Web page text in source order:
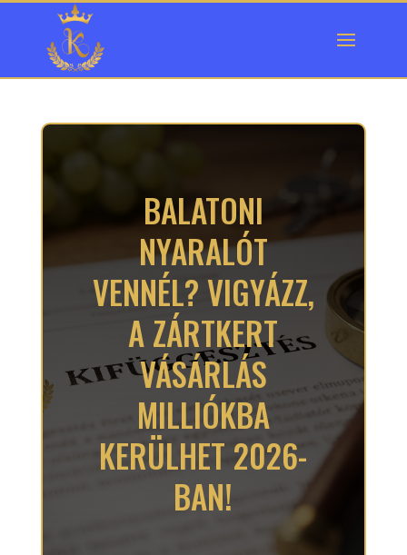
BALATONI
NYARALÓT
VENNÉL? VIGYÁZZ,
A ZÁRTKERT
VÁSÁRLÁS
MILLIÓKBA
KERÜLHET 2026-
BAN!